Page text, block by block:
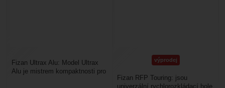
Fizan Ultrax Alu: Model Ultrax
Alu je mistrem kompaktnosti pro
výprodej
Fizan RFP Touring: jsou
univerzální rychlorozkládací hole